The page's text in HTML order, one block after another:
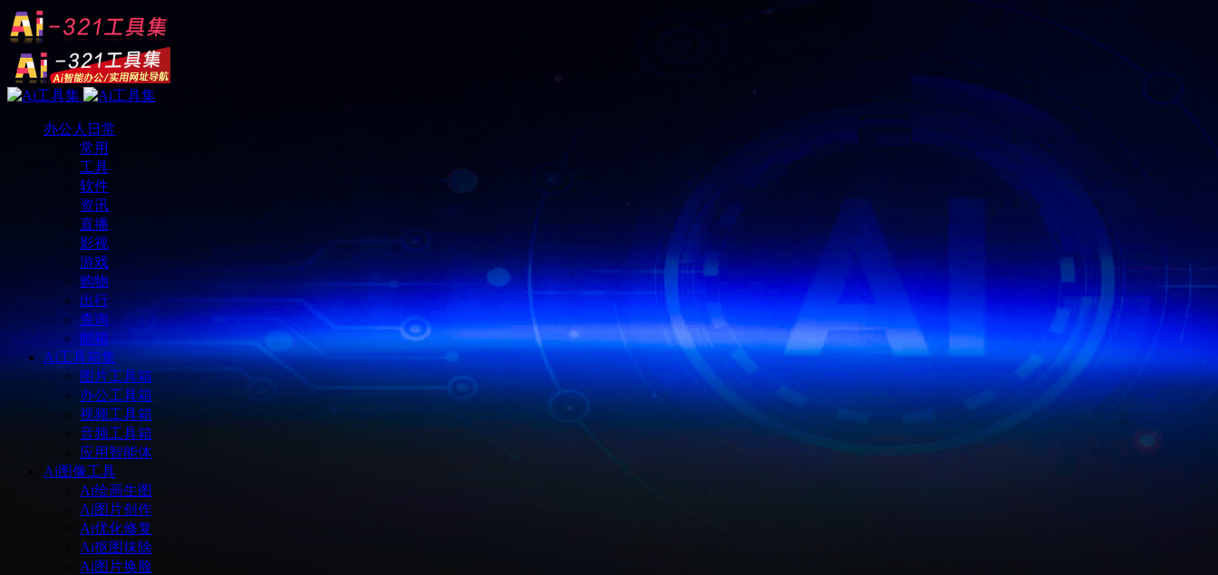
办公人日常
常用
工具
软件
资讯
直播
影视
游戏
购物
出行
查询
邮箱
Ai工具箱集
图片工具箱
办公工具箱
视频工具箱
音频工具箱
应用智能体
Ai图像工具
Ai绘画生图
Ai图片创作
Ai优化修复
Ai抠图抹除
Ai图片换脸